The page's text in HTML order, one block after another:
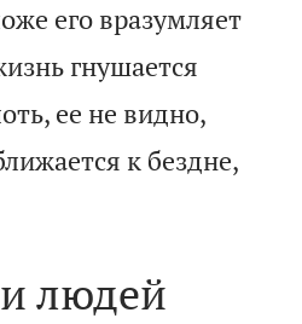
его вразумляет
гнушается
ее не видно,
к бездне,
людей